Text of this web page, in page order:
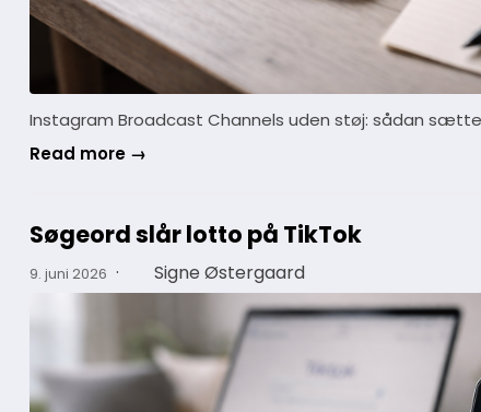
Instagram Broadcast Channels uden støj: sådan
Read more →
Søgeord slår lotto på TikTok
9. juni 2026 · Signe Østergaard